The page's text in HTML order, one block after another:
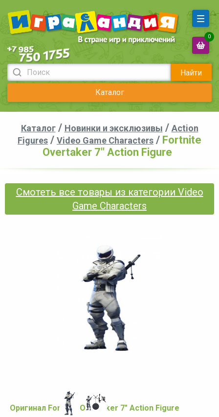
Найти
Каталог
0
Каталог/ Новинки и эксклюзивы / Action
Figures / Video Game Characters / Fortnite
Overtaker 7″ Action Figure
Смотеть все товары из категории Video
Game Characters
Оригинал Fortnite Overtaker 7″ Action Figure